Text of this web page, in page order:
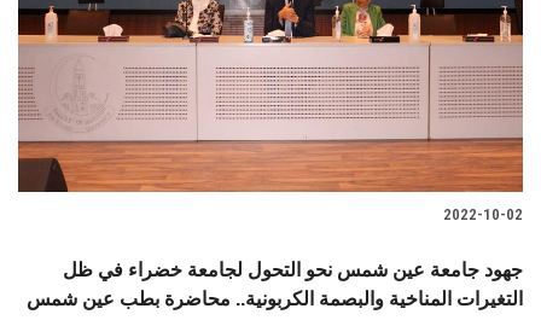
2022-10-02
جهود جامعة عين شمس نحو التحول لجامعة خضراء في ظل
التغيرات المناخية والبصمة الكربونية.. محاضرة بطب عين شمس